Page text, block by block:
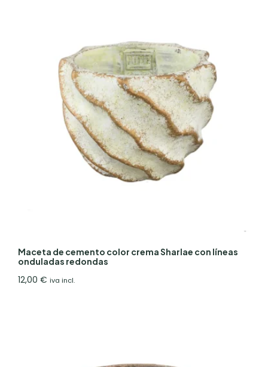
Maceta de cemento color crema Sharlae con líneas
onduladas redondas
12,00€ iva incl.